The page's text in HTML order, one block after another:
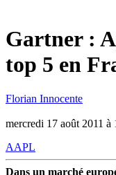
Gartner :
top 5 en
Florian Innocente
mercredi 17 août 2011 à
AAPL
Dans un marché